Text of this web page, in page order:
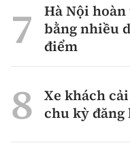
Hà Nội
bằng nhiều
điểm
Xe khách
chu kỳ đăng